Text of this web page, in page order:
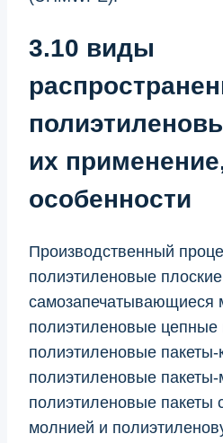
3.10 виды
их
особенности
Производственный
полиэтиленовые
самозапечатывающиеся
полиэтиленовые цепные
полиэтиленовые пакеты-
полиэтиленовые пакеты-
полиэтиленовые пакеты
молнией и